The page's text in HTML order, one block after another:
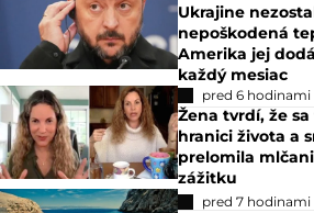
Ukrajine
nepoškodená
Amerika jej
každý mesiac
pred 6 hodinami
Žena tvrdí, že
hranici života a
prelomila
zážitku
pred 7 hodinami